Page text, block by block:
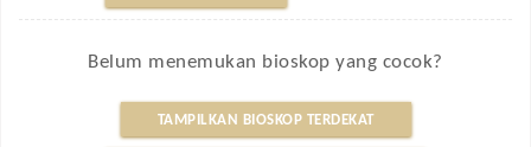
Belum menemukan bioskop yang cocok?
TAMPILKAN BIOSKOP TERDEKAT